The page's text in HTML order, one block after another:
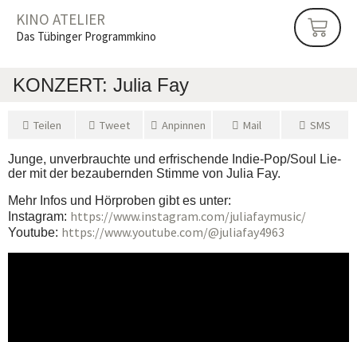
KINO ATELIER
Das Tübinger Programmkino
KON­ZERT: Julia Fay
Tei­len Tweet Anpin­nen Mail SMS
Jun­ge, unver­brauch­te und erfri­schen­de Indie‐Pop/Soul Lie­
der mit der bezau­bern­den Stim­me von Julia Fay.
Mehr Infos und Hör­pro­ben gibt es unter:
Insta­gram: https://www.instagram.com/juliafaymusic/
You­tube: https://www.youtube.com/@juliafay4963